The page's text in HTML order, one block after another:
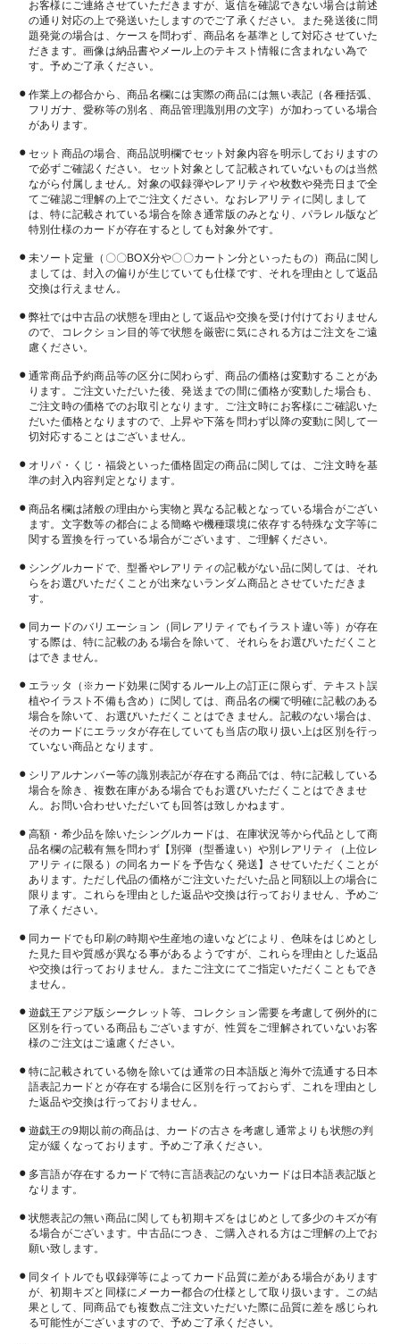
お客様にご連絡させていただきますが、返信を確認できない場合は前述
の通り対応の上で発送いたしますのでご了承ください。また発送後に問
題発覚の場合は、ケースを問わず、商品名を基準として対応させていた
だきます。画像は納品書やメール上のテキスト情報に含まれない為で
す。予めご了承ください。
作業上の都合から、商品名欄には実際の商品には無い表記（各種括弧、
フリガナ、愛称等の別名、商品管理識別用の文字）が加わっている場合
があります。
セット商品の場合、商品説明欄でセット対象内容を明示しておりますの
で必ずご確認ください。セット対象として記載されていないものは当然
ながら付属しません。対象の収録弾やレアリティや枚数や発売日まで全
てご確認ご理解の上でご注文ください。なおレアリティに関しまして
は、特に記載されている場合を除き通常版のみとなり、パラレル版など
特別仕様のカードが存在するとしても対象外です。
未ソート定量（〇〇BOX分や〇〇カートン分といったもの）商品に関し
ましては、封入の偏りが生じていても仕様です、それを理由として返品
交換は行えません。
弊社では中古品の状態を理由として返品や交換を受け付けておりません
ので、コレクション目的等で状態を厳密に気にされる方はご注文をご遠
慮ください。
通常商品予約商品等の区分に関わらず、商品の価格は変動することがあ
ります。ご注文いただいた後、発送までの間に価格が変動した場合も、
ご注文時の価格でのお取引となります。ご注文時にお客様にご確認いた
だいた価格となりますので、上昇や下落を問わず以降の変動に関して一
切対応することはございません。
オリパ・くじ・福袋といった価格固定の商品に関しては、ご注文時を基
準の封入内容判定となります。
商品名欄は諸般の理由から実物と異なる記載となっている場合がござい
ます。文字数等の都合による簡略や機種環境に依存する特殊な文字等に
関する置換を行っている場合がございます、ご理解ください。
シングルカードで、型番やレアリティの記載がない品に関しては、それ
らをお選びいただくことが出来ないランダム商品とさせていただきま
す。
同カードのバリエーション（同レアリティでもイラスト違い等）が存在
する際は、特に記載のある場合を除いて、それらをお選びいただくこと
はできません。
エラッタ（※カード効果に関するルール上の訂正に限らず、テキスト誤
植やイラスト不備も含め）に関しては、商品名の欄で明確に記載のある
場合を除いて、お選びいただくことはできません。記載のない場合は、
そのカードにエラッタが存在していても当店の取り扱い上は区別を行っ
ていない商品となります。
シリアルナンバー等の識別表記が存在する商品では、特に記載している
場合を除き、複数在庫がある場合でもお選びいただくことはできませ
ん。お問い合わせいただいても回答は致しかねます。
高額・希少品を除いたシングルカードは、在庫状況等から代品として商
品名欄の記載有無を問わず【別弾（型番違い）や別レアリティ（上位レ
アリティに限る）の同名カードを予告なく発送】させていただくことが
あります。ただし代品の価格がご注文いただいた品と同額以上の場合に
限ります。これらを理由とした返品や交換は行っておりません、予めご
了承ください。
同カードでも印刷の時期や生産地の違いなどにより、色味をはじめとし
た見た目や質感が異なる事があるようですが、これらを理由とした返品
や交換は行っておりません。またご注文にてご指定いただくこともでき
ません。
遊戯王アジア版シークレット等、コレクション需要を考慮して例外的に
区別を行っている商品もございますが、性質をご理解されていないお客
様のご注文はご遠慮ください。
特に記載されている物を除いては通常の日本語版と海外で流通する日本
語表記カードとが存在する場合に区別を行っておらず、これを理由とし
た返品や交換は行っておりません。
遊戯王の9期以前の商品は、カードの古さを考慮し通常よりも状態の判
定が緩くなっております。予めご了承ください。
多言語が存在するカードで特に言語表記のないカードは日本語表記版と
なります。
状態表記の無い商品に関しても初期キズをはじめとして多少のキズが有
る場合がございます。中古品につき、ご購入される方はご理解の上でお
願い致します。
同タイトルでも収録弾等によってカード品質に差がある場合があります
が、初期キズと同様にメーカー都合の仕様として取り扱います。この結
果として、同商品でも複数点ご注文いただいた際に品質に差を感じられ
る可能性がございますので、予めご了承ください。